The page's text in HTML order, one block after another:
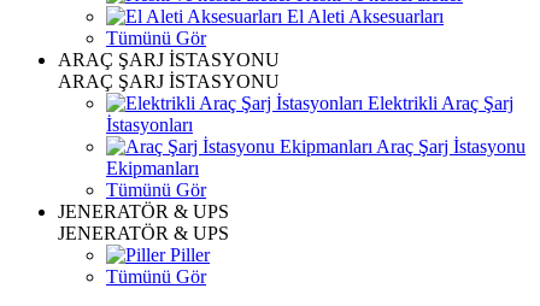
El Aleti Aksesuarları
Tümünü Gör
ARAÇ ŞARJ İSTASYONU
ARAÇ ŞARJ İSTASYONU
Elektrikli Araç Şarj
İstasyonları
Araç Şarj İstasyonu
Ekipmanları
Tümünü Gör
JENERATÖR & UPS
JENERATÖR & UPS
Piller
Tümünü Gör